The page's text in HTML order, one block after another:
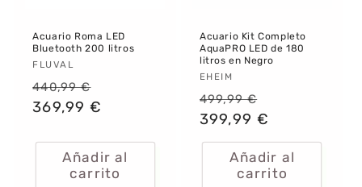
Acuario Roma LED
Bluetooth 200 litros
Proveedor:
FLUVAL
Precio
habitual
440,99 €
de
369,99 €
Añadir al
carrito
Acuario Kit Completo
AquaPRO LED de 180
litros en Negro
Proveedor:
EHEIM
Precio
habitual
499,99 €
de
oferta
399,99 €
Añadir al
carrito